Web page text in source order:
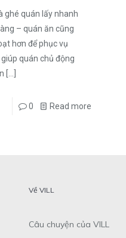
ghé quán lấy nhanh
– quán ăn cũng
hơn để phục vụ
quán chủ động
[…]
0 Read more
Về VILL
Câu chuyện của VILL